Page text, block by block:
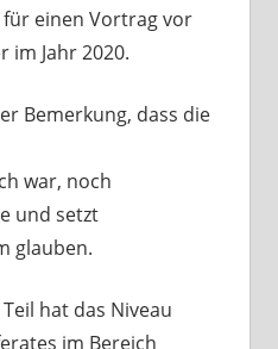
für einen Vortrag vor
im Jahr 2020.
Bemerkung, dass die
war, noch
und setzt
glauben.
hat das Niveau
im Bereich